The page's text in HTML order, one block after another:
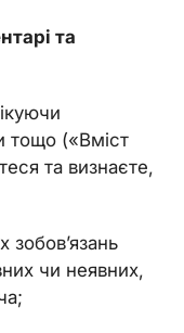
та
тощо («Вміст
та визнаєте,
чи неявних,